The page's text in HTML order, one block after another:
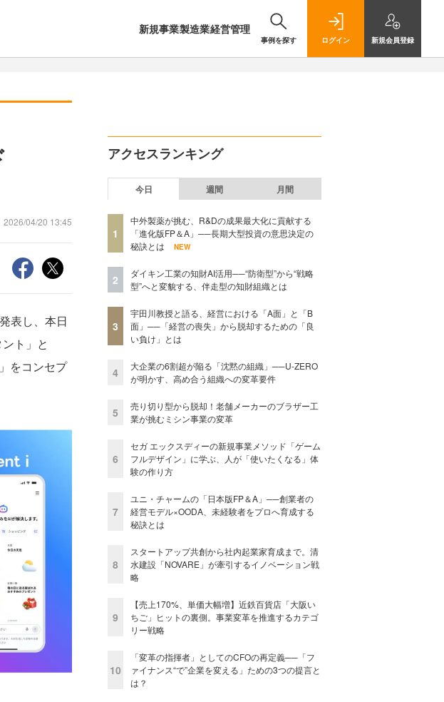
新規事業製造業経営管理
事例を探す ログイン 新規会員登録
2026/04/20 13:45
表し、本日
ト」と
をコンセプ
アクセスランキング
今日 週間 月間
1
中外製薬が挑む、R&Dの成果最大化に貢献する
「進化版FP＆A」──長期大型投資の意思決定の
秘訣とは
NEW
2
ダイキン工業の知財AI活用──“防衛型”から“戦略
型”へと変貌する、伴走型の知財組織とは
3
宇田川教授と語る、経営における「A面」と「B
面」──「経営の喪失」から脱却するための「良
い負け」とは
4
大企業の6割超が陥る「沈黙の組織」──U-ZERO
が明かす、高め合う組織への変革要件
5
売り切り型から脱却！老舗メーカーのブラザー工
業が挑むミシン事業の変革
6
セガ エックスディーの新規事業メソッド「ゲーム
フルデザイン」に学ぶ、人が「使いたくなる」体
験の作り方
7
ユニ・チャームの「日本版FP＆A」──創業者の
経営モデル×OODA、未経験者をプロへ育成する
秘訣とは
8
スタートアップ共創から社内起業家育成まで。清
水建設「NOVARE」が牽引するイノベーション戦
略
9
【売上170%、単価大幅増】近鉄百貨店「大阪い
ちご」ヒットの裏側。事業変革を推進するカテゴ
リー戦略
10
「変革の指揮者」としてのCFOの再定義──「フ
ァイナンス“で”企業を変える」ための3つの提言と
は？